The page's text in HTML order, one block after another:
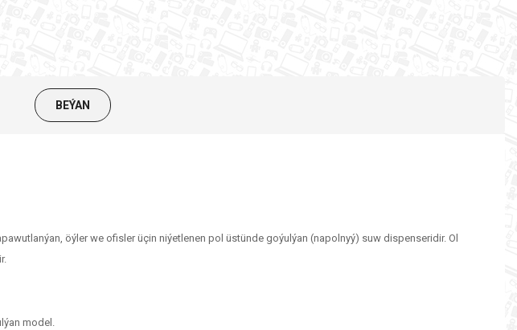
BEÝAN
öýler we ofisler üçin niýetlenen pol üstünde goýulýan (napolnyý) suw dispenseridir. Ol
model.